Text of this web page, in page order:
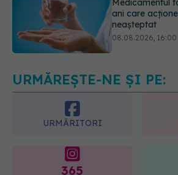
Transpirații
care poate
URMĂREȘTE-NE ȘI PE:
URMĂRITORI
365